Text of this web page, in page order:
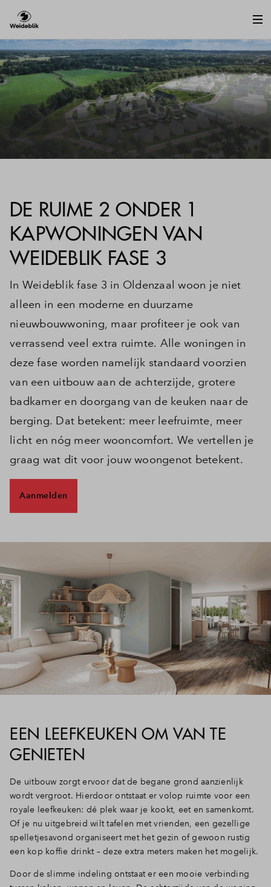
DE RUIME 2 ONDER 1
KAPWONINGEN VAN
WEIDEBLIK FASE 3
In Weideblik fase 3 in Oldenzaal woon je niet
alleen in een moderne en duurzame
nieuwbouwwoning, maar profiteer je ook van
verrassend veel extra ruimte. Alle woningen in
deze fase worden namelijk standaard voorzien
van een uitbouw aan de achterzijde, grotere
badkamer en doorgang van de keuken naar de
berging. Dat betekent: meer leefruimte, meer
licht en nóg meer wooncomfort. We vertellen je
graag wat dit voor jouw woongenot betekent.
Aanmelden
EEN LEEFKEUKEN OM VAN TE
GENIETEN
De uitbouw zorgt ervoor dat de begane grond aanzienlijk
wordt vergroot. Hierdoor ontstaat er volop ruimte voor een
royale leefkeuken: dé plek waar je kookt, eet en samenkomt.
Of je nu uitgebreid wilt tafelen met vrienden, een gezellige
spelletjesavond organiseert met het gezin of gewoon rustig
een kop koffie drinkt – deze extra meters maken het mogelijk.
Door de slimme indeling ontstaat er een mooie verbinding